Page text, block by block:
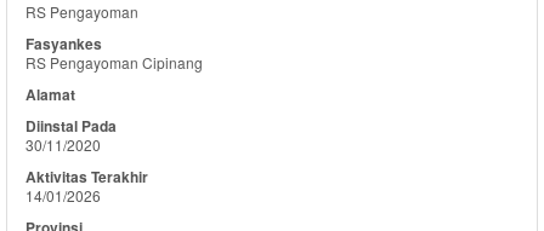
RS Pengayoman
RS Pengayoman Cipinang
30/11/2020
14/01/2026